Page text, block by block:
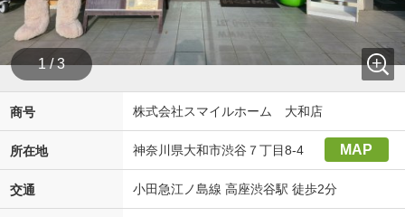
1 / 3
商号 株式会社スマイルホーム 大和店
所在地 神奈川県大和市渋谷７丁目8-4 MAP
交通 小田急江ノ島線 高座渋谷駅 徒歩2分